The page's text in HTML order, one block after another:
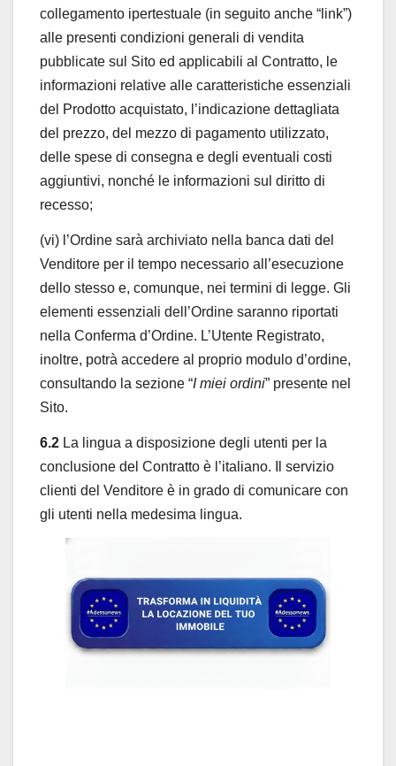
collegamento ipertestuale (in seguito anche “link”)
alle presenti condizioni generali di vendita
pubblicate sul Sito ed applicabili al Contratto, le
informazioni relative alle caratteristiche essenziali
del Prodotto acquistato, l’indicazione dettagliata
del prezzo, del mezzo di pagamento utilizzato,
delle spese di consegna e degli eventuali costi
aggiuntivi, nonché le informazioni sul diritto di
recesso;
(vi) l’Ordine sarà archiviato nella banca dati del
Venditore per il tempo necessario all’esecuzione
dello stesso e, comunque, nei termini di legge. Gli
elementi essenziali dell’Ordine saranno riportati
nella Conferma d’Ordine. L’Utente Registrato,
inoltre, potrà accedere al proprio modulo d’ordine,
consultando la sezione “I miei ordini” presente nel
Sito.
6.2 La lingua a disposizione degli utenti per la
conclusione del Contratto è l’italiano. Il servizio
clienti del Venditore è in grado di comunicare con
gli utenti nella medesima lingua.